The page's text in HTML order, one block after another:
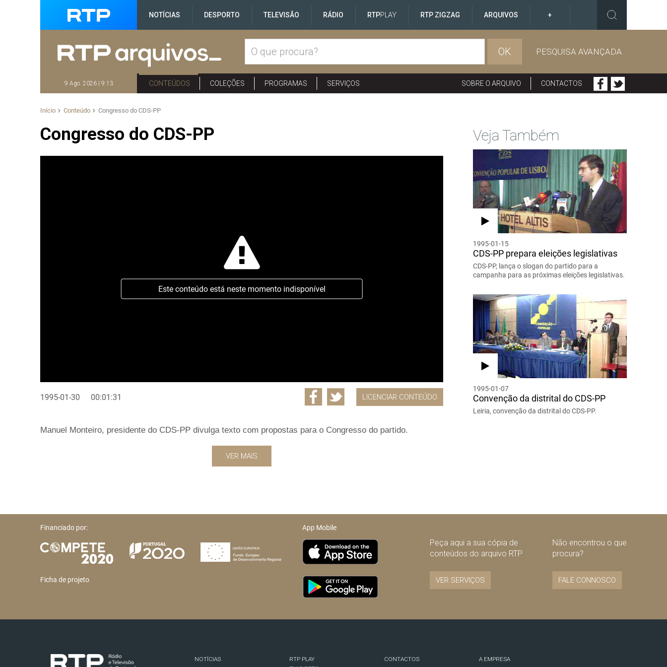
NOTÍCIAS DESPORTO TELEVISÃO RÁDIO RTPPLAY RTP ZIGZAG ARQUIVOS +
OK PESQUISA AVANÇADA
9 Ago. 2026 | 9:13 CONTEÚDOS COLEÇÕES PROGRAMAS SERVIÇOS SOBRE O ARQUIVO CONTACTOS
Início Conteúdo Congresso do CDS-PP
Congresso do CDS-PP
Este conteúdo está neste momento indisponível
1995-01-30 00:01:31 LICENCIAR CONTEÚDO
Manuel Monteiro, presidente do CDS-PP divulga texto com propostas para o Congresso do partido.
VER MAIS
Veja Também
1995-01-15
CDS-PP prepara eleições legislativas
CDS-PP, lança o slogan do partido para a
campanha para as próximas eleições legislativas.
1995-01-07
Convenção da distrital do CDS-PP
Leiria, convenção da distrital do CDS-PP.
Financiado por:
Ficha de projeto
App Mobile
Peça aqui a sua cópia de
conteúdos do arquivo RTP
VER SERVIÇOS
Não encontrou o que
procura?
FALE CONNOSCO
NOTÍCIAS
RTP PLAY
CONTACTOS
A EMPRESA